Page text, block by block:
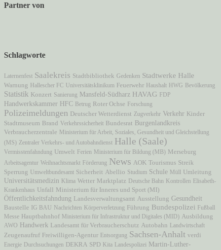
Partner von
Schlagworte
Laternenfest Saalekreis Stadtbibliothek Gedenken Stadtwerke Halle
Warnung Hallescher FC Universitätsklinikum Feuerwehr Haushalt HWG Bevölkerung
Statistik Konzert Sanierung Mansfeld-Südharz HAVAG FDP
Handwerkskammer HFC Betrug Roter Ochse Forschung
Polizeimeldungen Deutscher Wetterdienst Zugverkehr Verkehr Kinder
Stadtmuseum Brand Verkehrssicherheit Bundesrat Burgenlandkreis
Verbraucherzentrale Ministerium für Arbeit, Soziales, Gesundheit und Gleichstellung
(MS) Zentraler Verkehrs- und Autobahndienst Halle (Saale)
Vermisstenfahndung Umwelt Ferien Ministerium für Bildung (MB) Merseburg
Arbeitsagentur Weihnachtsmarkt Förderung News AOK Tourismus Streik
Sperrung Umweltbundesamt Sicherheit Abellio Studium Schule Müll Umleitung
Universitätsmedizin Klima Wetter Marktplatz Deutsche Bahn Kontrollen Elisabeth-
Krankenhaus Unfall Ministerium für Inneres und Sport (MI)
Öffentlichkeitsfahndung Landesverwaltungsamt Ausstellung Gesundheit
Baustelle IG BAU Nachrichten Körperverletzung Führung Bundespolizei Fußball
Messe Hauptbahnhof Ministerium für Infrastruktur und Digitales (MID) Ausbildung
AWO Handwerk Landesamt für Verbraucherschutz Autobahn Landwirtschaft
Zeugenaufruf Freiwilligen-Agentur Entsorgung Sachsen-Anhalt verdi
Energie Durchsuchungen DEKRA SPD Kita Landespolizei Martin-Luther-